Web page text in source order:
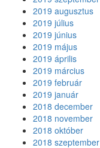
2019 augusztus
2019 július
2019 június
2019 május
2019 április
2019 március
2019 február
2019 január
2018 december
2018 november
2018 október
2018 szeptember